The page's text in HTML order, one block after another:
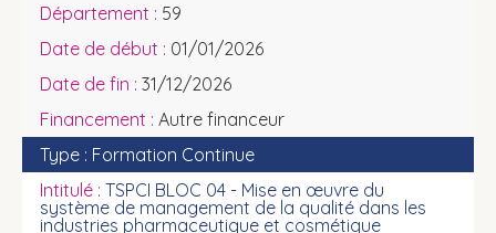
59
01/01/2026
31/12/2026
Autre financeur
Formation Continue
TSPCI BLOC 04 - Mise en œuvre du
système de management de la qualité dans les
industries pharmaceutique et cosmétique